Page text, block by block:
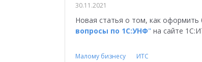
30.11.2021
Новая статья о том, как оформить
вопросы по 1С:УНФ" на сайте
Малому бизнесу ИТС